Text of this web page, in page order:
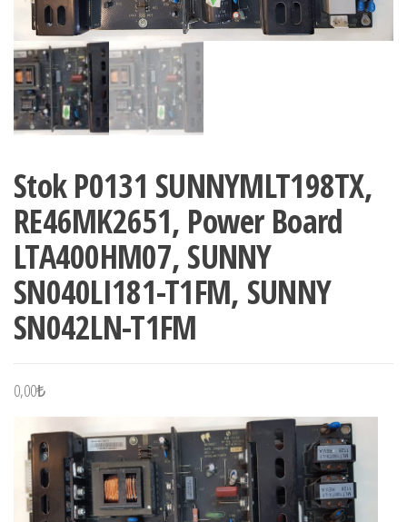
Stok P0131 SUNNYMLT198TX,
RE46MK2651, Power Board
LTA400HM07, SUNNY
SN040LI181-T1FM, SUNNY
SN042LN-T1FM
0,00₺